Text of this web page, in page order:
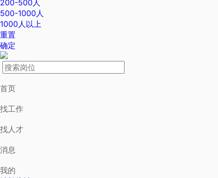
200-500人
500-1000人
1000人以上
重置
确定
首页
找工作
找人才
消息
我的